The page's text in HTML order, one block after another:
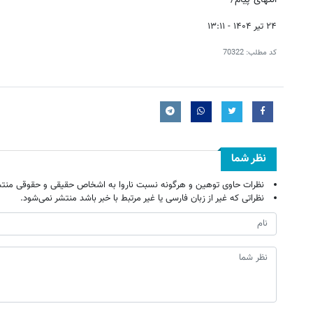
۲۴ تیر ۱۴۰۴ - ۱۳:۱۱
کد مطلب: 70322
نظر شما
نظرات حاوی توهین و هرگونه نسبت ناروا به اشخاص حقیقی و حقوقی
نظراتی که غیر از زبان فارسی یا غیر مرتبط با خبر باشد منتشر نمی‌شود.